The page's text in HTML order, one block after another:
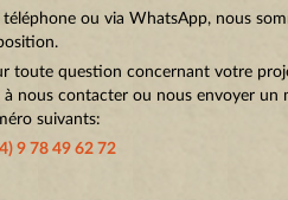
téléphone ou via WhatsApp, nous
toute question concernant votre
à nous contacter ou nous envoyer un
suivants:
9 78 49 62 72